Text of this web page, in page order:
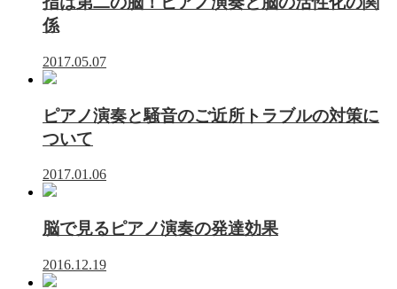
係
2017.05.07
ピアノ演奏と騒音のご近所トラブルの対策に
ついて
2017.01.06
脳で見るピアノ演奏の発達効果
2016.12.19